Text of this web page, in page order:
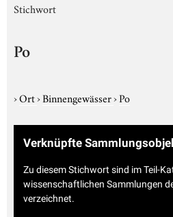
Stichwort
Po
›Ort›Binnengewässer›Po
Verknüpfte
Zu diesem Stichwort sind im Teil-
wissenschaftlichen Sammlungen
verzeichnet.